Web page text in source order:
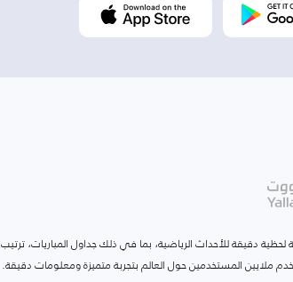
دقيقة للأحداث الرياضية، بما في ذلك جداول المباريات، ترتيب
نخدم ملايين المستخدمين حول العالم بتجربة متميزة ومعلومات دقيقة.